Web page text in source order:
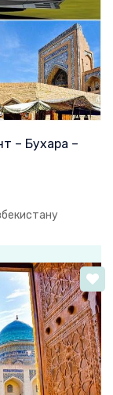
– Бухара –